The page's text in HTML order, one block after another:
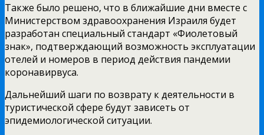
Также было решено, что в ближайшие дни вместе с
Министерством здравоохранения Израиля будет
разработан специальный стандарт «Фиолетовый
знак», подтверждающий возможность эксплуатации
отелей и номеров в период действия пандемии
коронавирвуса.
Дальнейший шаги по возврату к деятельности в
туристической сфере будут зависеть от
эпидемиологической ситуации.